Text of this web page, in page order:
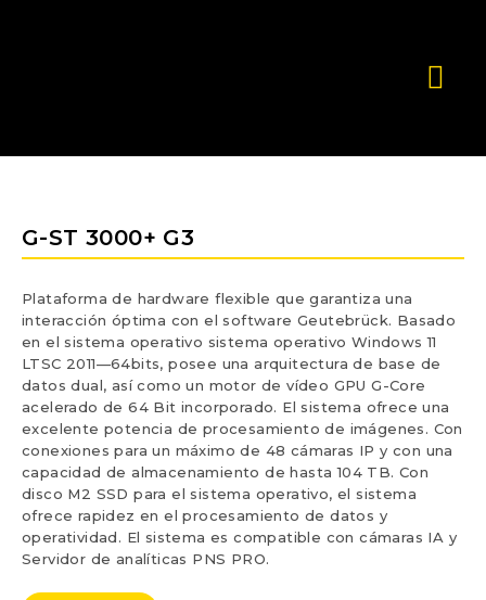
G-ST 3000+ G3
Plataforma de hardware flexible que garantiza una
interacción óptima con el software Geutebrück. Basado
en el sistema operativo sistema operativo Windows 11
LTSC 2011—64bits, posee una arquitectura de base de
datos dual, así como un motor de vídeo GPU G-Core
acelerado de 64 Bit incorporado. El sistema ofrece una
excelente potencia de procesamiento de imágenes. Con
conexiones para un máximo de 48 cámaras IP y con una
capacidad de almacenamiento de hasta 104 TB. Con
disco M2 SSD para el sistema operativo, el sistema
ofrece rapidez en el procesamiento de datos y
operatividad. El sistema es compatible con cámaras IA y
Servidor de analíticas PNS PRO.